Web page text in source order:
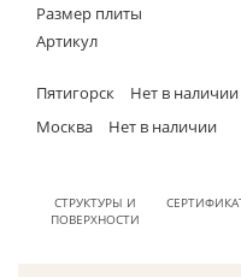
Размер плиты
Артикул
Пятигорск
Нет в наличии
Москва
Нет в наличии
СТРУКТУРЫ И
ПОВЕРХНОСТИ